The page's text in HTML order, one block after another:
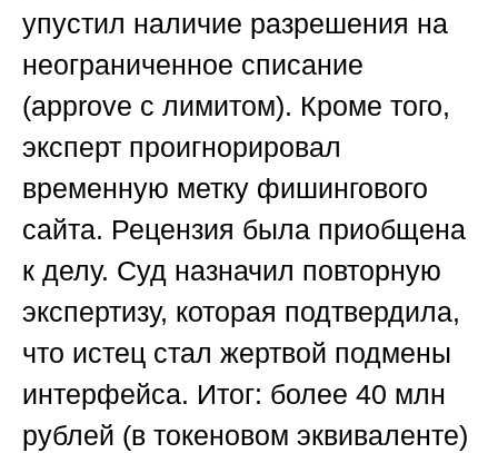
упустил наличие разрешения на
неограниченное списание
(approve с лимитом). Кроме того,
эксперт проигнорировал
временную метку фишингового
сайта. Рецензия была приобщена
к делу. Суд назначил повторную
экспертизу, которая подтвердила,
что истец стал жертвой подмены
интерфейса. Итог: более 40 млн
рублей (в токеновом эквиваленте)